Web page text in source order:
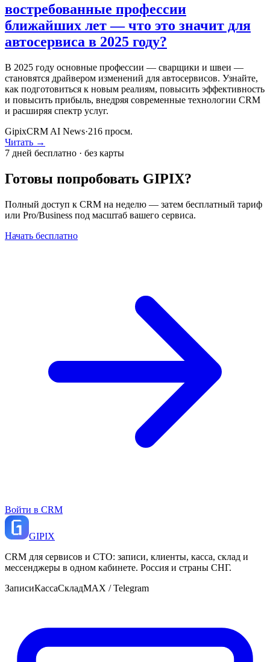
востребованные профессии
ближайших лет — что это значит для
автосервиса в 2025 году?
В 2025 году основные профессии — сварщики и швеи —
становятся драйвером изменений для автосервисов. Узнайте,
как подготовиться к новым реалиям, повысить эффективность
и повысить прибыль, внедряя современные технологии CRM
и расширяя спектр услуг.
GipixCRM AI News·216 просм.
Читать →
7 дней бесплатно · без карты
Готовы попробовать GIPIX?
Полный доступ к CRM на неделю — затем бесплатный тариф
или Pro/Business под масштаб вашего сервиса.
Начать бесплатно
Войти в CRM
GIPIX
CRM для сервисов и СТО: записи, клиенты, касса, склад и
мессенджеры в одном кабинете. Россия и страны СНГ.
ЗаписиКассаСкладMAX / Telegram